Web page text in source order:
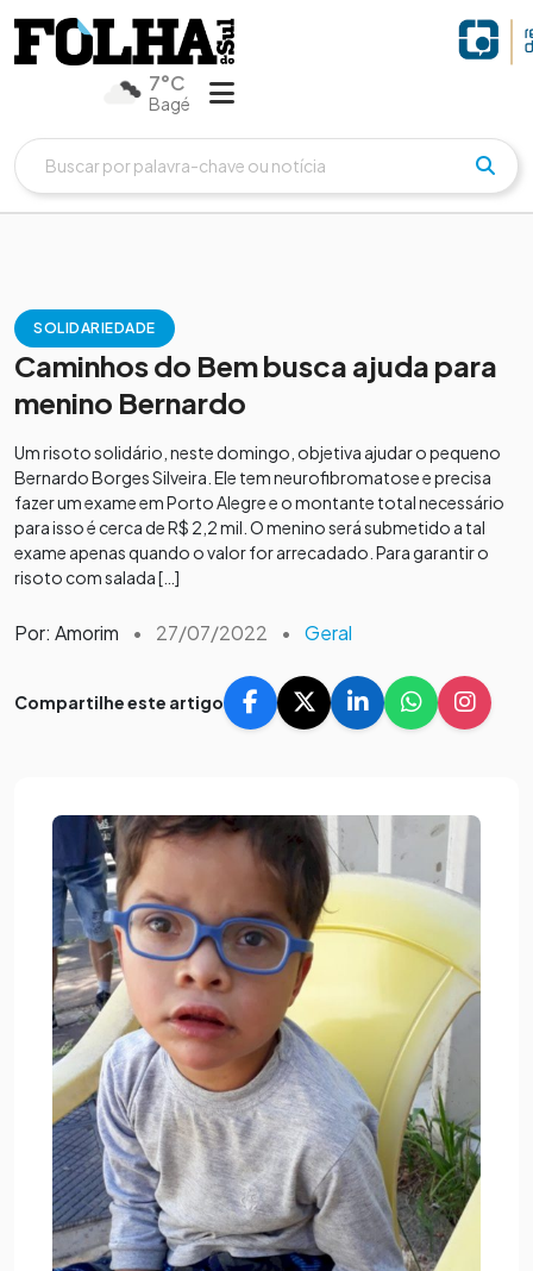
7°C
Bagé
SOLIDARIEDADE
Caminhos do Bem busca ajuda para
menino Bernardo
Um risoto solidário, neste domingo, objetiva ajudar o pequeno
Bernardo Borges Silveira. Ele tem neurofibromatose e precisa
fazer um exame em Porto Alegre e o montante total necessário
para isso é cerca de R$ 2,2 mil. O menino será submetido a tal
exame apenas quando o valor for arrecadado. Para garantir o
risoto com salada […]
Por: Amorim • 27/07/2022 • Geral
Compartilhe este artigo